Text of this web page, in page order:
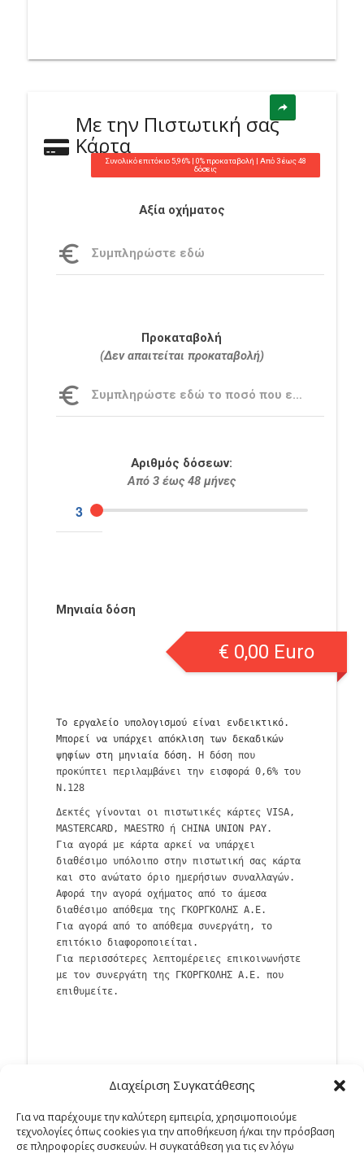
Διαχείριση Συγκατάθεσης
Για να παρέχουμε την καλύτερη εμπειρία, χρησιμοποιούμε
τεχνολογίες όπως cookies για την αποθήκευση ή/και την πρόσβαση
σε πληροφορίες συσκευών. Η συγκατάθεση για τις εν λόγω
Με την Πιστωτική σας
Κάρτα
Συνολικό επιτόκιο 5,96% | 0% προκαταβολή | Από 3 έως 48
δόσεις
Αξία οχήματος
Συμπληρώστε εδώ
Προκαταβολή
(Δεν απαιτείται προκαταβολή)
Συμπληρώστε εδώ το ποσό που επιθυμείτε
Αριθμός δόσεων:
Από 3 έως 48 μήνες
Μηνιαία δόση
€ 0,00 Euro
Το εργαλείο υπολογισμού είναι ενδεικτικό.
Μπορεί να υπάρχει απόκλιση των δεκαδικών
ψηφίων στη μηνιαία δόση. Η δόση που
προκύπτει περιλαμβάνει την εισφορά 0,6% του
Ν.128
Δεκτές γίνονται οι πιστωτικές κάρτες VISA,
MASTERCARD, MAESTRO ή CHINA UNION PAY.
Για αγορά με κάρτα αρκεί να υπάρχει
διαθέσιμο υπόλοιπο στην πιστωτική σας κάρτα
και στο ανώτατο όριο ημερήσιων συναλλαγών.
Αφορά την αγορά οχήματος από το άμεσα
διαθέσιμο απόθεμα της ΓΚΟΡΓΚΟΛΗΣ Α.Ε.
Για αγορά από το απόθεμα συνεργάτη, το
επιτόκιο διαφοροποιείται.
Για περισσότερες λεπτομέρειες επικοινωνήστε
με τον συνεργάτη της ΓΚΟΡΓΚΟΛΗΣ A.E. που
επιθυμείτε.